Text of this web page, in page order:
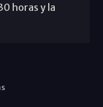
horas y la